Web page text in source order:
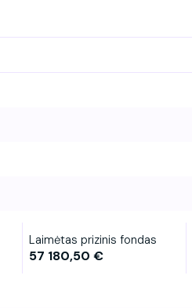
Laimėtas prizinis fondas
57 180,50 €